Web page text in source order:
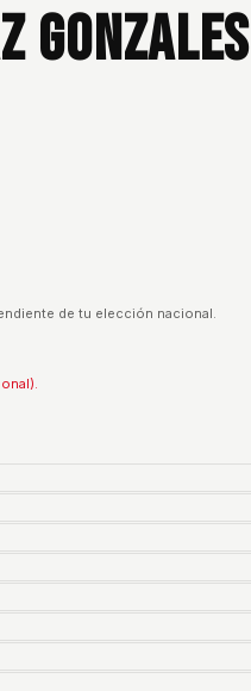
Gonzales
de tu elección nacional.